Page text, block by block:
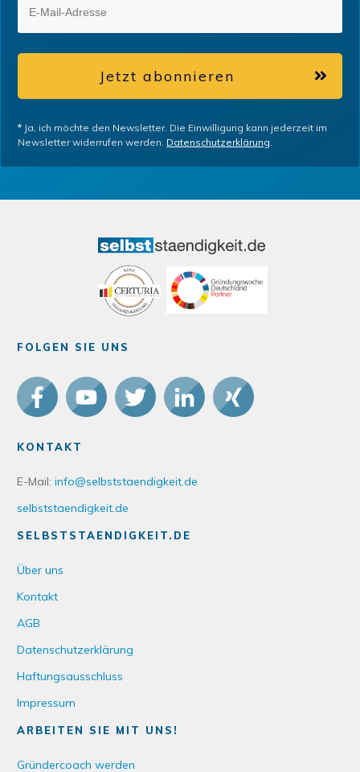
Jetzt abonnieren
* Ja, ich möchte den Newsletter. Die Einwilligung kann jederzeit im
Newsletter widerrufen werden. Datenschutzerklärung
FOLGEN SIE UNS
KONTAKT
E-Mail: info@selbststaendigkeit.de
selbststaendigkeit.de
SELBSTSTAENDIGKEIT.DE
Über uns
Kontakt
AGB
Datenschutzerklärung
Haftungsausschluss
Impressum
ARBEITEN SIE MIT UNS!
Gründercoach werden